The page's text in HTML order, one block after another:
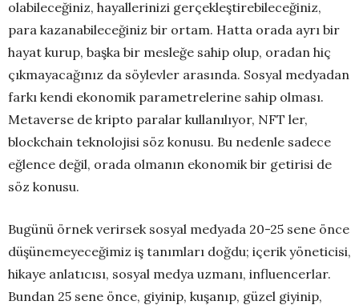
olabileceğiniz, hayallerinizi gerçekleştirebileceğiniz,
para kazanabileceğiniz bir ortam. Hatta orada ayrı bir
hayat kurup, başka bir mesleğe sahip olup, oradan hiç
çıkmayacağınız da söylevler arasında. Sosyal medyadan
farkı kendi ekonomik parametrelerine sahip olması.
Metaverse de kripto paralar kullanılıyor, NFT ler,
blockchain teknolojisi söz konusu. Bu nedenle sadece
eğlence değil, orada olmanın ekonomik bir getirisi de
söz konusu.
Bugünü örnek verirsek sosyal medyada 20-25 sene önce
düşünemeyeceğimiz iş tanımları doğdu; içerik yöneticisi,
hikaye anlatıcısı, sosyal medya uzmanı, influencerlar.
Bundan 25 sene önce, giyinip, kuşanıp, güzel giyinip,